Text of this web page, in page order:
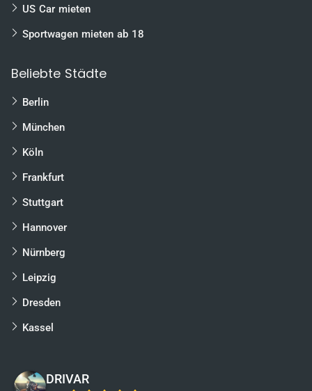
US Car mieten
Sportwagen mieten ab 18
Beliebte Städte
Berlin
München
Köln
Frankfurt
Stuttgart
Hannover
Nürnberg
Leipzig
Dresden
Kassel
DRIVAR